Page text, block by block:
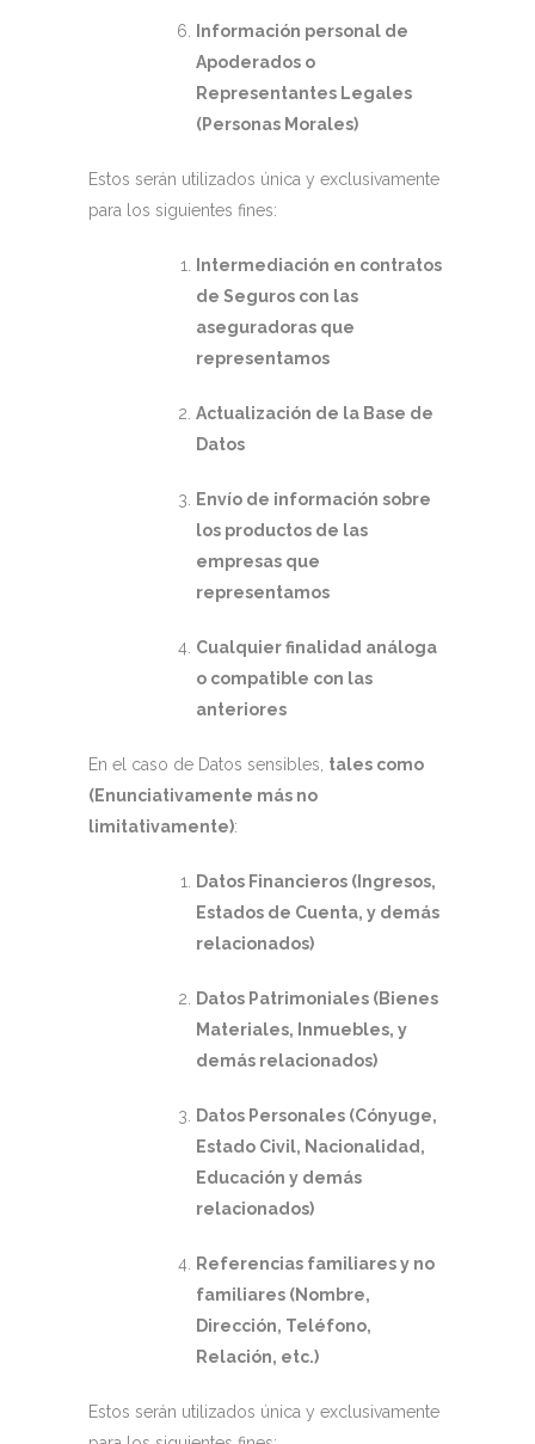
Información personal de
Apoderados o
Representantes Legales
(Personas Morales)
Estos serán utilizados única y exclusivamente
para los siguientes fines:
Intermediación en contratos
de Seguros con las
aseguradoras que
representamos
Actualización de la Base de
Datos
Envío de información sobre
los productos de las
empresas que
representamos
Cualquier finalidad análoga
o compatible con las
anteriores
En el caso de Datos sensibles, tales como
(Enunciativamente más no
limitativamente):
Datos Financieros (Ingresos,
Estados de Cuenta, y demás
relacionados)
Datos Patrimoniales (Bienes
Materiales, Inmuebles, y
demás relacionados)
Datos Personales (Cónyuge,
Estado Civil, Nacionalidad,
Educación y demás
relacionados)
Referencias familiares y no
familiares (Nombre,
Dirección, Teléfono,
Relación, etc.)
Estos serán utilizados única y exclusivamente